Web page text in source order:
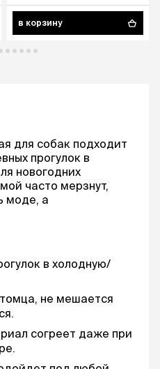
в корзину
для собак подходит
прогулок в
новогодних
часто мерзнут,
моде, а
в холодную/
не мешается
согреет даже при